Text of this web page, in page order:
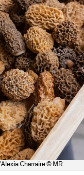
Charraire © MR